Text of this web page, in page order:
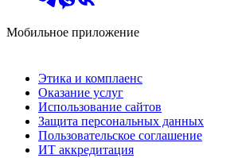
Мобильное приложение
Этика и комплаенс
Оказание услуг
Использование сайтов
Защита персональных данных
Пользовательское соглашение
ИТ аккредитация